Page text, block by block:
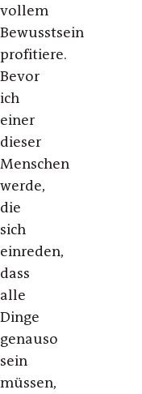
vollem
Bewusstsein
profitiere.
Bevor
ich
einer
dieser
Menschen
werde,
die
sich
einreden,
dass
alle
Dinge
genauso
sein
müssen,